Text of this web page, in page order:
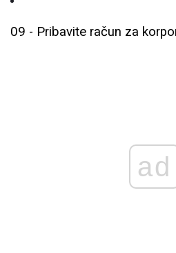
09 - Pribavite račun za
ad